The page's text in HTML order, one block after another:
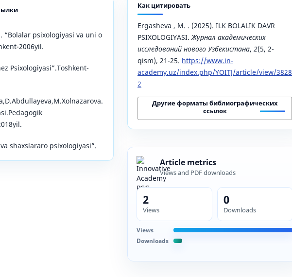
“Bolalar psixologiyasi va uni o
2006yil.
Psixologiyasi”.Toshkent-
shaxslararo psixologiyasi”.
Как цитировать
Ergasheva , M. . (2025). ILK BOLALIK DAVR
PSIXOLOGIYASI.Журнал академических
исследований нового Узбекистана, 2(5, 2-
qism), 21-25. https://www.in-
academy.uz/index.php/YOITJ/article/view/3828
2
Другие форматы библиографических
ссылок
Article metrics
Views and PDF downloads
2
Views
0
Downloads
Views
Downloads